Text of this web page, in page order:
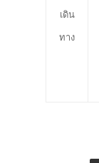
เดิน
ทาง